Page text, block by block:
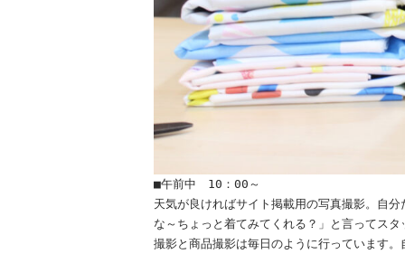
■午前中 10：00～
天気が良ければサイト掲載用の写真撮影。自
な～ちょっと着てみてくれる？」と言ってス
撮影と商品撮影は毎日のように行っています